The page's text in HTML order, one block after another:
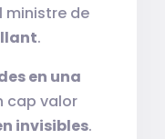
ministre de
.
en una
cap valor
invisibles.